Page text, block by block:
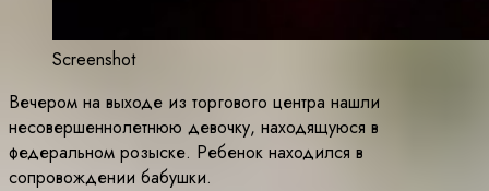
Screenshot
Вечером на выходе из торгового центра нашли
несовершеннолетнюю девочку, находящуюся в
федеральном розыске. Ребенок находился в
сопровождении бабушки.